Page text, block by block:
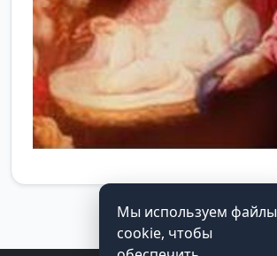
Мы используем файлы
cookie, чтобы